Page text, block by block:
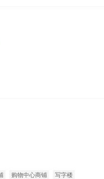
购物中心商铺 写字楼